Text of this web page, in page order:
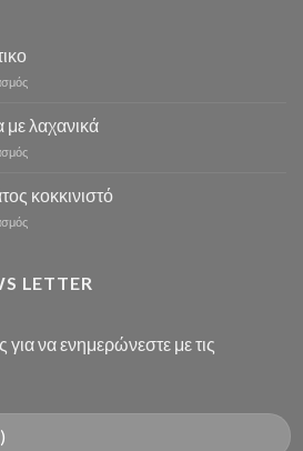
στο
απεραθίτικο
λαχανικά
στο
λαχανικά
κοκκινιστό
στο
κοκκινιστό
LETTER
να ενημερώνεστε με τις